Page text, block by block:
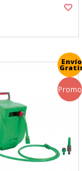
Envío
Promo